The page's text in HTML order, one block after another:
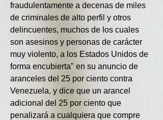
fraudulentamente a decenas de miles
de criminales de alto perfil y otros
delincuentes, muchos de los cuales
son asesinos y personas de carácter
muy violento, a los Estados Unidos de
forma encubierta" en su anuncio de
aranceles del 25 por ciento contra
Venezuela, y dice que un arancel
adicional del 25 por ciento que
penalizará a cualquiera que compre